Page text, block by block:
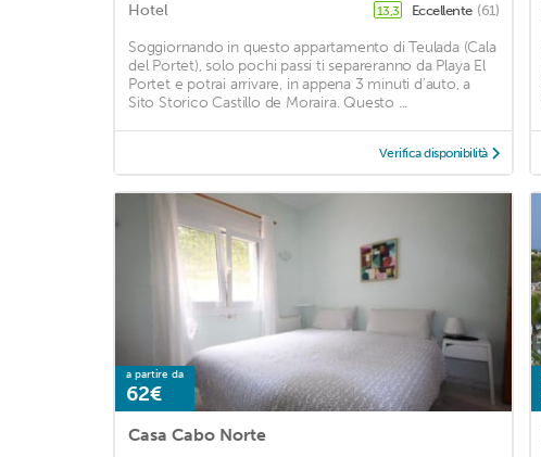
Hotel 13,3 Eccellente (61)
Soggiornando in questo appartamento di Teulada (Cala
del Portet), solo pochi passi ti separeranno da Playa El
Portet e potrai arrivare, in appena 3 minuti d'auto, a
Sito Storico Castillo de Moraira. Questo ...
Verifica disponibilità
a partire da
62€
Casa Cabo Norte